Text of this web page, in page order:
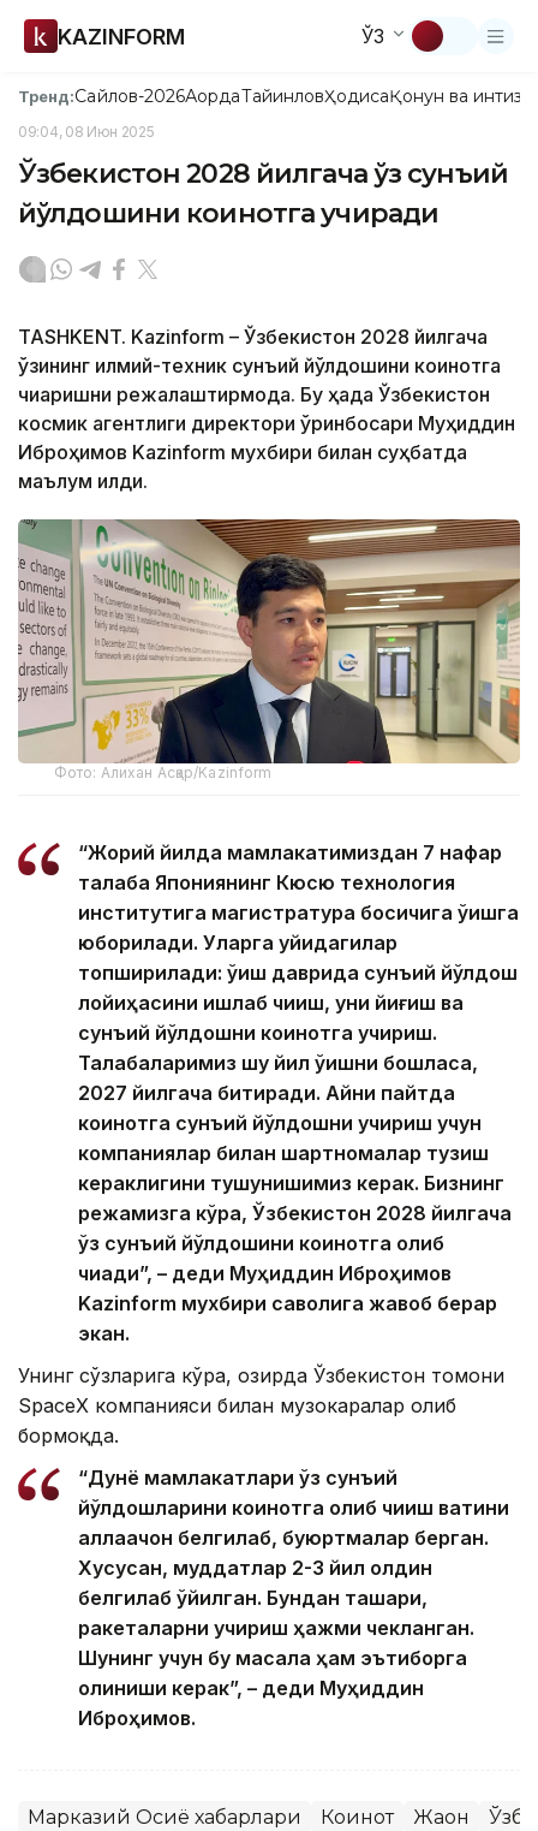
KAZINFORM ЎЗ
Тренд:Сайлов-2026АқордаТайинловҲодисаҚонун ва
09:04, 08 Июн 2025
Ўзбекистон 2028 йилгача ўз сунъий
йўлдошини коинотга учиради
TASHKENT. Kazinform – Ўзбекистон 2028 йилгача
ўзининг илмий-техник сунъий йўлдошини коинотга
чиқаришни режалаштирмоқда. Бу ҳақда Ўзбекистон
космик агентлиги директори ўринбосари Муҳиддин
Иброҳимов Kazinform мухбири билан суҳбатда
маълум қилди.
Фото: Алихан Асқар/Kazinform
“Жорий йилда мамлакатимиздан 7 нафар
талаба Япониянинг Кюсю технология
институтига магистратура босқичига ўқишга
юборилади. Уларга қуйидагилар
топширилади: ўқиш даврида сунъий йўлдош
лойиҳасини ишлаб чиқиш, уни йиғиш ва
сунъий йўлдошни коинотга учириш.
Талабаларимиз шу йил ўқишни бошласа,
2027 йилгача битиради. Айни пайтда
коинотга сунъий йўлдошни учириш учун
компаниялар билан шартномалар тузиш
кераклигини тушунишимиз керак. Бизнинг
режамизга кўра, Ўзбекистон 2028 йилгача
ўз сунъий йўлдошини коинотга олиб
чиқади”, – деди Муҳиддин Иброҳимов
Kazinform мухбири саволига жавоб берар
экан.
Унинг сўзларига кўра, ҳозирда Ўзбекистон томони
SpaceX компанияси билан музокаралар олиб
бормоқда.
“Дунё мамлакатлари ўз сунъий
йўлдошларини коинотга олиб чиқиш вақтини
аллақачон белгилаб, буюртмалар берган.
Хусусан, муддатлар 2-3 йил олдин
белгилаб қўйилган. Бундан ташқари,
ракеталарни учириш ҳажми чекланган.
Шунинг учун бу масала ҳам эътиборга
олиниши керак”, – деди Муҳиддин
Иброҳимов.
Марказий Осиё хабарлари Коинот Жаҳон